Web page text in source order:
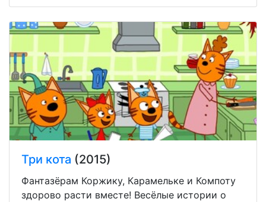
Три кота (2015)
Фантазёрам Коржику, Карамельке и Компоту
здорово расти вместе! Весёлые истории о